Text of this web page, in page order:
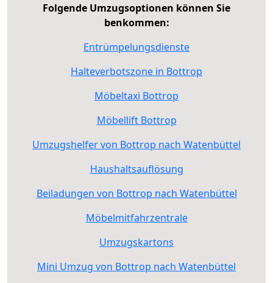
Folgende Umzugsoptionen können Sie
benkommen:
Entrümpelungsdienste
Halteverbotszone in Bottrop
Möbeltaxi Bottrop
Möbellift Bottrop
Umzugshelfer von Bottrop nach Watenbüttel
Haushaltsauflösung
Beiladungen von Bottrop nach Watenbüttel
Möbelmitfahrzentrale
Umzugskartons
Mini Umzug von Bottrop nach Watenbüttel